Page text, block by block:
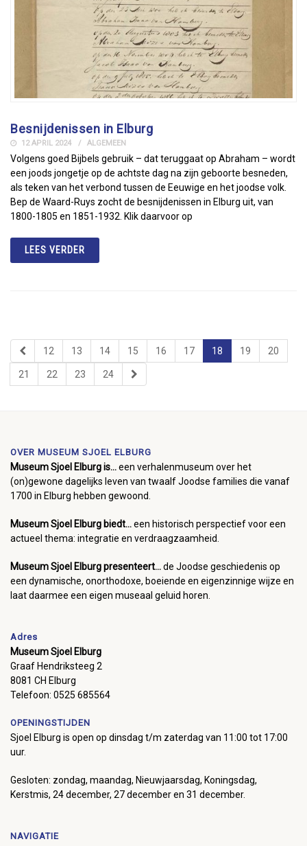
Besnijdenissen in Elburg
12 APRIL 2024 ALGEMEEN
Volgens goed Bijbels gebruik – dat teruggaat op Abraham – wordt
een joods jongetje op de achtste dag na zijn geboorte besneden,
als teken van het verbond tussen de Eeuwige en het joodse volk.
Bep de Waard-Ruys zocht de besnijdenissen in Elburg uit, van
1800-1805 en 1851-1932. Klik daarvoor op
LEES VERDER
12 13 14 15 16 17 18 19 20
21 22 23 24
OVER MUSEUM SJOEL ELBURG
Museum Sjoel Elburg is...een verhalenmuseum over het
(on)gewone dagelijks leven van twaalf Joodse families die vanaf
1700 in Elburg hebben gewoond.
Museum Sjoel Elburg biedt...een historisch perspectief voor een
actueel thema: integratie en verdraagzaamheid.
Museum Sjoel Elburg presenteert...de Joodse geschiedenis op
een dynamische, onorthodoxe, boeiende en eigenzinnige wijze en
laat daarmee een eigen museaal geluid horen.
Adres
Museum Sjoel Elburg
Graaf Hendriksteeg 2
8081 CH Elburg
Telefoon: 0525 685564
OPENINGSTIJDEN
Sjoel Elburg is open op dinsdag t/m zaterdag van 11:00 tot 17:00
uur.
Gesloten: zondag, maandag, Nieuwjaarsdag, Koningsdag,
Kerstmis, 24 december, 27 december en 31 december.
NAVIGATIE